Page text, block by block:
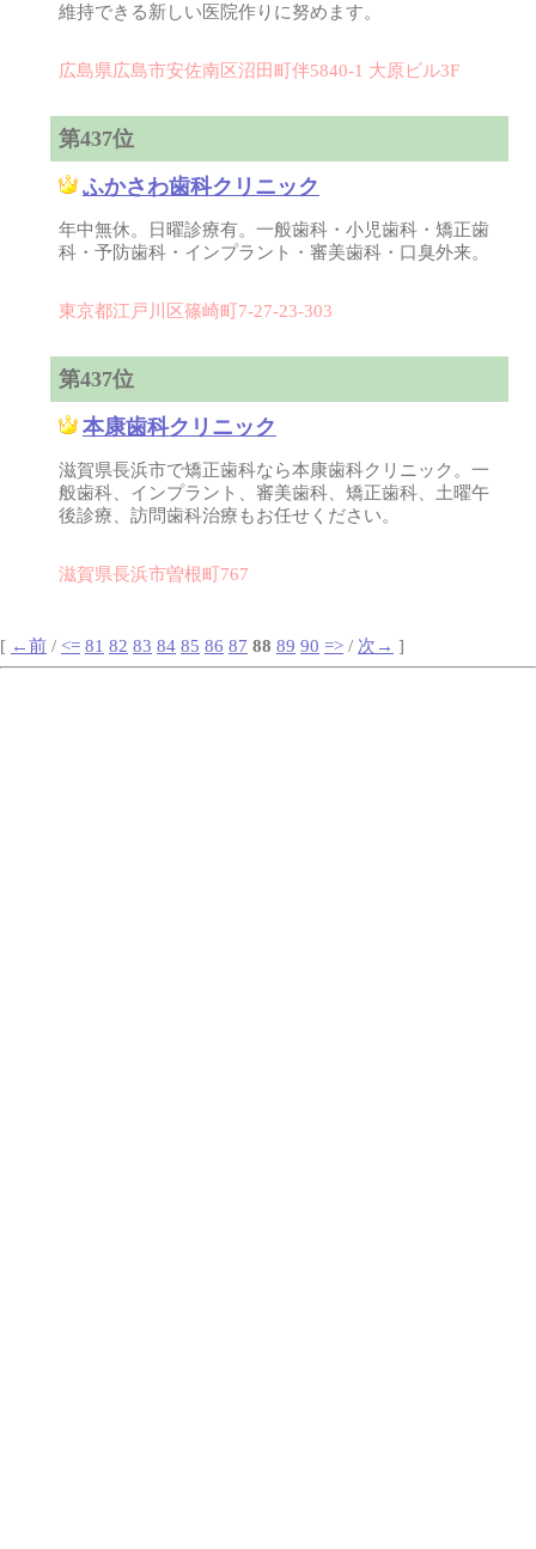
維持できる新しい医院作りに努めます。
広島県広島市安佐南区沼田町伴5840-1 大原ビル3F
第437位
ふかさわ歯科クリニック
年中無休。日曜診療有。一般歯科・小児歯科・矯正歯
科・予防歯科・インプラント・審美歯科・口臭外来。
東京都江戸川区篠崎町7-27-23-303
第437位
本康歯科クリニック
滋賀県長浜市で矯正歯科なら本康歯科クリニック。一
般歯科、インプラント、審美歯科、矯正歯科、土曜午
後診療、訪問歯科治療もお任せください。
滋賀県長浜市曽根町767
[ ←前 / <= 81 82 83 84 85 86 87 88 89 90 => / 次→ ]